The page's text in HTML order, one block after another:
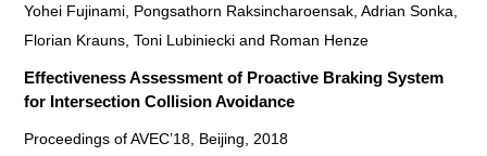
Yohei Fujinami, Pongsathorn Raksincharoensak, Adrian Sonka,
Florian Krauns, Toni Lubiniecki and Roman Henze
Effectiveness Assessment of Proactive Braking System
for Intersection Collision Avoidance
Proceedings of AVEC’18, Beijing, 2018